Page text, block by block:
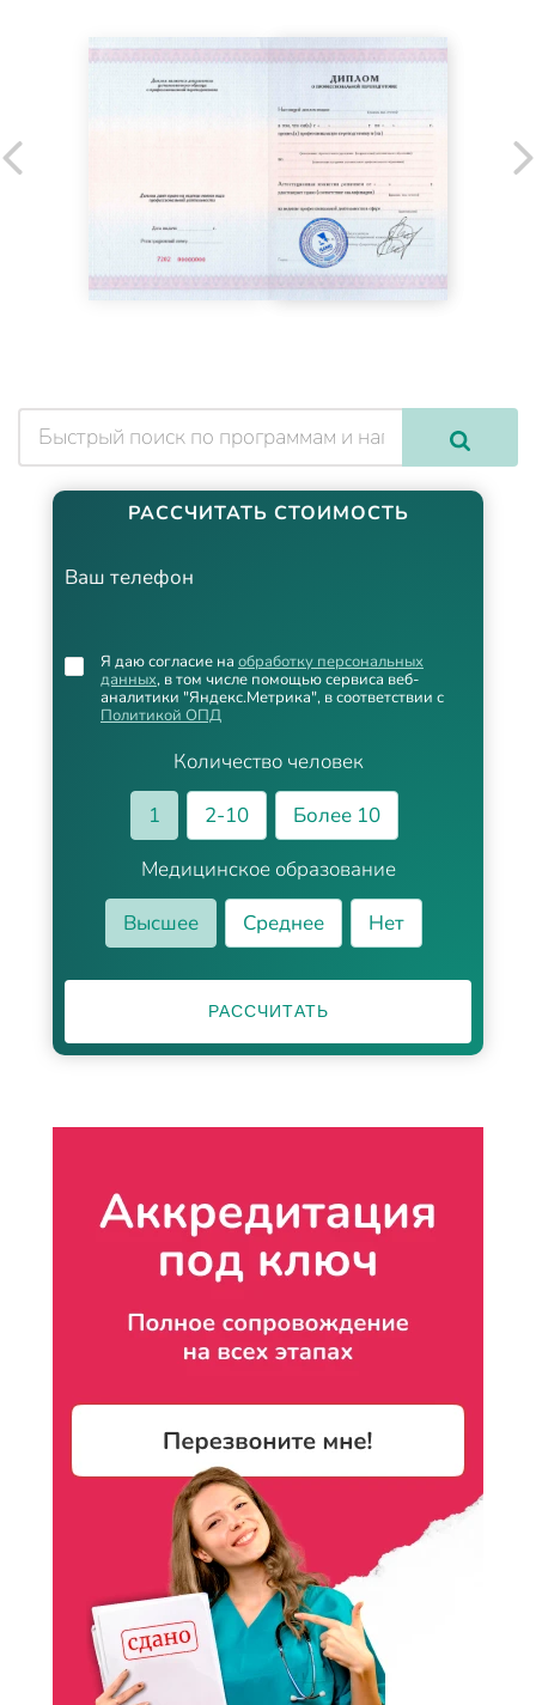
РАССЧИТАТЬ СТОИМОСТЬ
Ваш телефон
Количество человек
1
2-10
Более 10
Медицинское образование
Высшее
Среднее Нет
Я даю согласие на обработку персональных
данных, в том числе помощью сервиса веб-
аналитики "Яндекс.Метрика", в соответствии с
Политикой ОПД
РАССЧИТАТЬ